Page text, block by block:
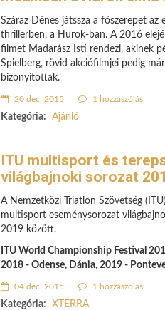
Száraz Dénes játssza a főszerepet az
thrillerben, a Hurok-ban. A 2016
filmet Madarász Isti rendezi, akinek
Spielberg, rövid akciófilmjei pedig
bizonyítottak.
20 dec. 2015 1 hozzászólás
Kategória: Ajánló
ITU multisport és
világbajnoki sorozat
A Nemzetközi Triatlon Szövetség
multisport eseménysorozat
2019 között.
ITU World Championship Festival
2018 - Odense, Dánia, 2019 -
04 dec. 2015 1 hozzászólás
Kategória: XTERRA